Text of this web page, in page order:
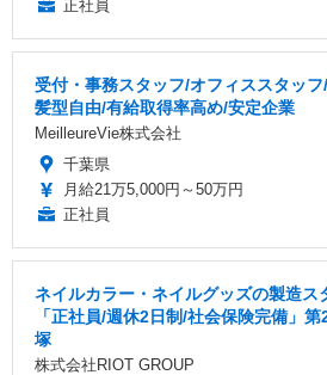
正社員
受付・事務スタッフ/オフィススタッフ
髪型自由/有給取得率高め/安定企業
MeilleureVie株式会社
千葉県
月給21万5,000円～50万円
正社員
ネイルカラー・ネイルグッズの製造ス
「正社員/週休2日制/社会保険完備」
塚
株式会社RIOT GROUP